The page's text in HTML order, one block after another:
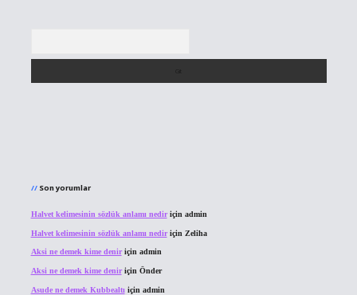
Son yorumlar
Halvet kelimesinin sözlük anlamı nediriçin admin
Halvet kelimesinin sözlük anlamı nediriçin Zeliha
Aksi ne demek kime deniriçin admin
Aksi ne demek kime deniriçin Önder
Asude ne demek Kubbealtı için admin